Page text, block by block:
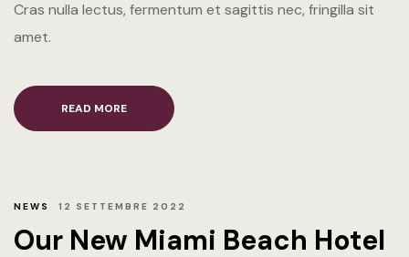
Cras nulla lectus, fermentum et sagittis nec, fringilla sit
amet.
READ MORE
NEWS 12 SETTEMBRE 2022
Our New Miami Beach Hotel